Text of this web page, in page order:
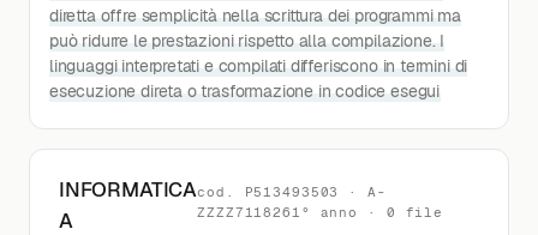
diretta offre semplicità nella scrittura dei programmi ma
può ridurre le prestazioni rispetto alla compilazione. I
linguaggi interpretati e compilati differiscono in termini di
esecuzione direta o trasformazione in codice esegui
INFORMATICA
A
cod. P513493503 · A-
ZZZZ7118261° anno · 0 file